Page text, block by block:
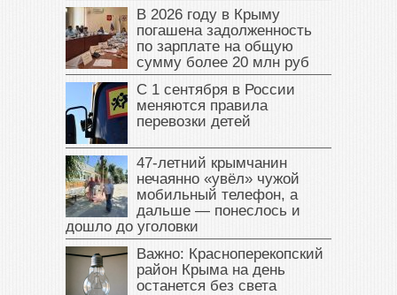
В 2026 году в Крыму
погашена задолженность
по зарплате на общую
сумму более 20 млн руб
С 1 сентября в России
меняются правила
перевозки детей
47‑летний крымчанин
нечаянно «увёл» чужой
мобильный телефон, а
дальше — понеслось и
дошло до уголовки
Важно: Красноперекопский
район Крыма на день
останется без света